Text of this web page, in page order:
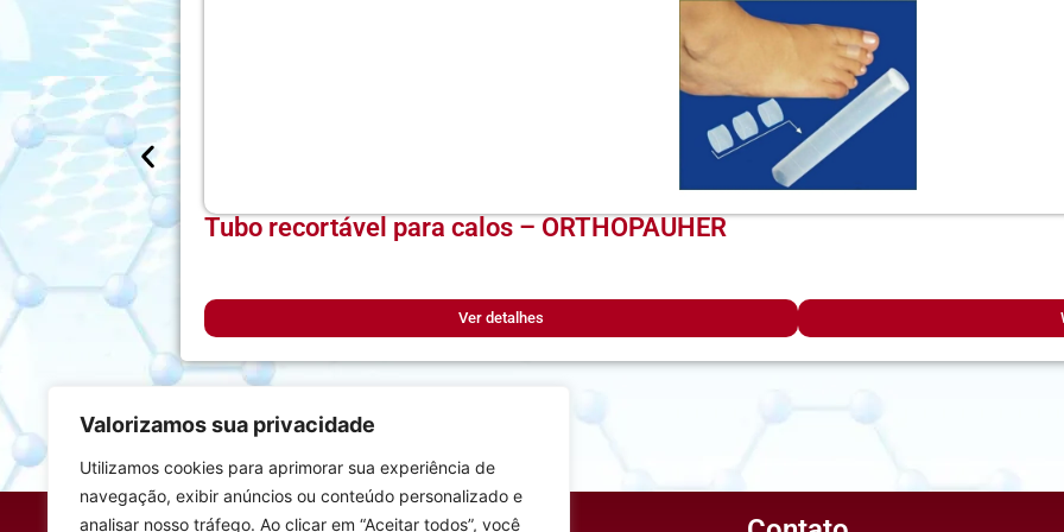
Valorizamos sua privacidade
Utilizamos cookies para aprimorar sua experiência de
navegação, exibir anúncios ou conteúdo personalizado e
analisar nosso tráfego. Ao clicar em “Aceitar todos”, você
Tubo recortável para calos – ORTHOPAUHER
Ver detalhes